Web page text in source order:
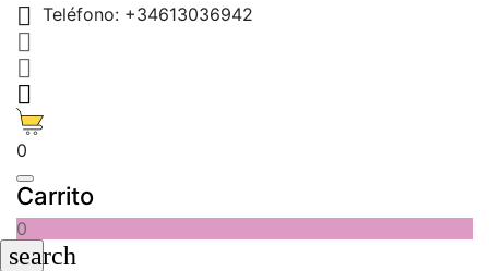
 Teléfono: +34613036942



0
Carrito
0
search